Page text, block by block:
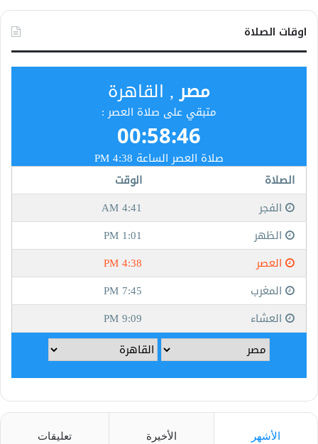
اوقات الصلاة
الأشهر الأخيرة تعليقات